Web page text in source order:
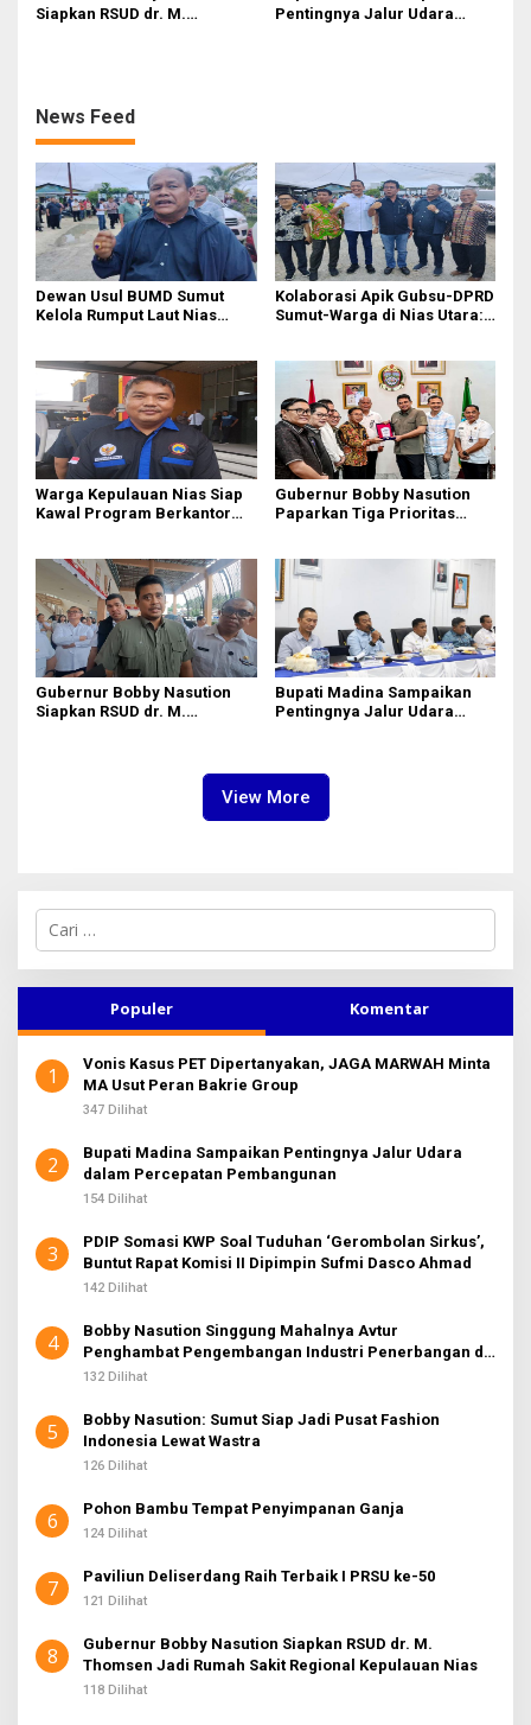
Siapkan RSUD dr. M.
Pentingnya Jalur Udara
News Feed
Dewan Usul BUMD Sumut
Kelola Rumput Laut Nias
Kolaborasi Apik Gubsu-DPRD
Sumut-Warga di Nias Utara:
Warga Kepulauan Nias Siap
Kawal Program Berkantor
Gubernur Bobby Nasution
Paparkan Tiga Prioritas
Gubernur Bobby Nasution
Siapkan RSUD dr. M.
Bupati Madina Sampaikan
Pentingnya Jalur Udara
View More
C
i
n
u
k
Populer Komentar
1
Vonis Kasus PET Dipertanyakan, JAGA MARWAH Minta
MA Usut Peran Bakrie Group
347 Dilihat
2
Bupati Madina Sampaikan Pentingnya Jalur Udara
dalam Percepatan Pembangunan
154 Dilihat
3
PDIP Somasi KWP Soal Tuduhan ‘Gerombolan Sirkus’,
Buntut Rapat Komisi II Dipimpin Sufmi Dasco Ahmad
142 Dilihat
4
Bobby Nasution Singgung Mahalnya Avtur
Penghambat Pengembangan Industri Penerbangan di
Sumut
132 Dilihat
5
Bobby Nasution: Sumut Siap Jadi Pusat Fashion
Indonesia Lewat Wastra
126 Dilihat
6 Pohon Bambu Tempat Penyimpanan Ganja
124 Dilihat
7 Paviliun Deliserdang Raih Terbaik I PRSU ke-50
121 Dilihat
8
Gubernur Bobby Nasution Siapkan RSUD dr. M.
Thomsen Jadi Rumah Sakit Regional Kepulauan Nias
118 Dilihat